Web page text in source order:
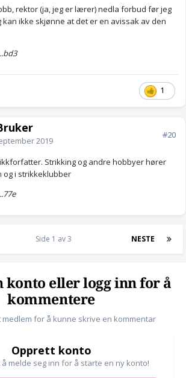
rektor (ja, jeg er lærer) nedla forbud før jeg
kan ikke skjønne at det er en avissak av den
1
2019
#20
Strikking og andre hobbyer hører
og i strikkeklubber
NESTE
Side 1 av 3
konto eller logg inn for å
kommentere
for å kunne skrive en kommentar
Opprett konto
melde seg inn for å starte en ny konto!